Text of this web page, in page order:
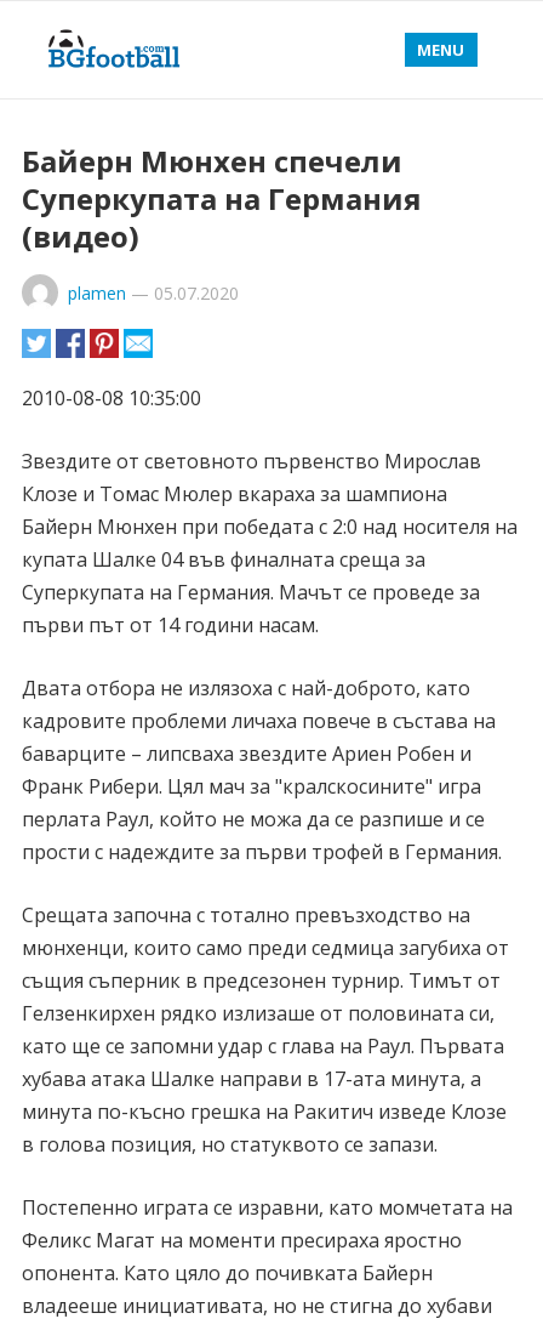
MENU
Байерн Мюнхен спечели
Суперкупата на Германия
(видео)
plamen — 05.07.2020
2010-08-08 10:35:00
Звездите от световното първенство Мирослав
Клозе и Томас Мюлер вкараха за шампиона
Байерн Мюнхен при победата с 2:0 над носителя на
купата Шалке 04 във финалната среща за
Суперкупата на Германия. Мачът се проведе за
първи път от 14 години насам.
Двата отбора не излязоха с най-доброто, като
кадровите проблеми личаха повече в състава на
баварците – липсваха звездите Ариен Робен и
Франк Рибери. Цял мач за "кралскосините" игра
перлата Раул, който не можа да се разпише и се
прости с надеждите за първи трофей в Германия.
Срещата започна с тотално превъзходство на
мюнхенци, които само преди седмица загубиха от
същия съперник в предсезонен турнир. Тимът от
Гелзенкирхен рядко излизаше от половината си,
като ще се запомни удар с глава на Раул. Първата
хубава атака Шалке направи в 17-ата минута, а
минута по-късно грешка на Ракитич изведе Клозе
в голова позиция, но статуквото се запази.
Постепенно играта се изравни, като момчетата на
Феликс Магат на моменти пресираха яростно
опонента. Като цяло до почивката Байерн
владееше инициативата, но не стигна до хубави